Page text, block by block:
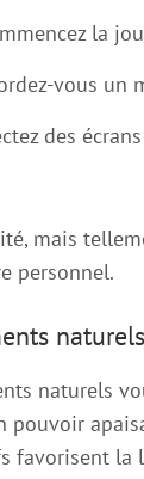
la
vous un
des
mais
personnel.
naturels
pouvoir
favorisent la